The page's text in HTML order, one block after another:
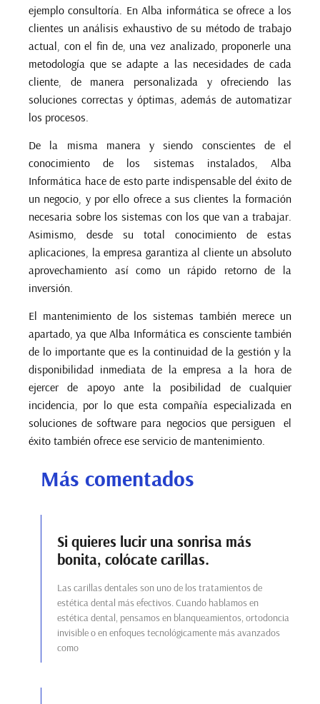
ejemplo consultoría. En Alba informática se ofrece a los
clientes un análisis exhaustivo de su método de trabajo
actual, con el fin de, una vez analizado, proponerle una
metodología que se adapte a las necesidades de cada
cliente, de manera personalizada y ofreciendo las
soluciones correctas y óptimas, además de automatizar
los procesos.
De la misma manera y siendo conscientes de el
conocimiento de los sistemas instalados, Alba
Informática hace de esto parte indispensable del éxito de
un negocio, y por ello ofrece a sus clientes la formación
necesaria sobre los sistemas con los que van a trabajar.
Asimismo, desde su total conocimiento de estas
aplicaciones, la empresa garantiza al cliente un absoluto
aprovechamiento así como un rápido retorno de la
inversión.
El mantenimiento de los sistemas también merece un
apartado, ya que Alba Informática es consciente también
de lo importante que es la continuidad de la gestión y la
disponibilidad inmediata de la empresa a la hora de
ejercer de apoyo ante la posibilidad de cualquier
incidencia, por lo que esta compañía especializada en
soluciones de software para negocios que persiguen el
éxito también ofrece ese servicio de mantenimiento.
Más comentados
Si quieres lucir una sonrisa más
bonita, colócate carillas.
Las carillas dentales son uno de los tratamientos de
estética dental más efectivos. Cuando hablamos en
estética dental, pensamos en blanqueamientos, ortodoncia
invisible o en enfoques tecnológicamente más avanzados
como